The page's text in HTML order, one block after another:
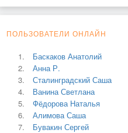
ПОЛЬЗОВАТЕЛИ ОНЛАЙН
Баскаков Анатолий
Анна Р.
Сталинградский Саша
Ванина Светлана
Фёдорова Наталья
Алимова Саша
Бувакин Сергей